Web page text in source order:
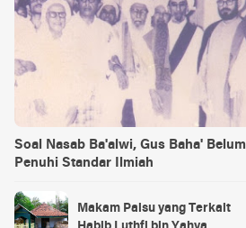
Soal Nasab Ba'alwi, Gus Baha' Belum
Penuhi Standar Ilmiah
Makam Palsu yang Terkait